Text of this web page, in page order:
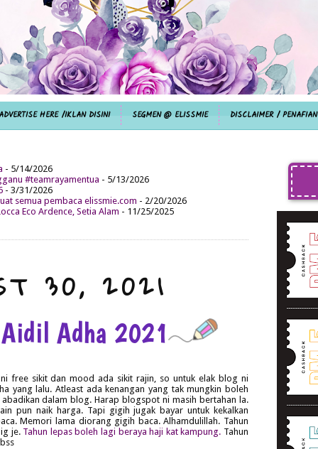
ADVERTISE HERE /IKLAN DISINI SEGMEN @ ELISSMIE DISCLAIMER / PENAFIAN
- 5/14/2026
#teamrayamentua - 5/13/2026
- 3/31/2026
semua pembaca elissmie.com - 2/20/2026
Eco Ardence, Setia Alam - 11/25/2025
30, 2021
Adha 2021
free sikit dan mood ada sikit rajin, so untuk elak blog ni
yang lalu. Atleast ada kenangan yang tak mungkin boleh
dalam blog. Harap blogspot ni masih bertahan la.
pun naik harga. Tapi gigih jugak bayar untuk kekalkan
Memori lama diorang gigih baca. Alhamdulillah. Tahun
je. Tahun lepas boleh lagi beraya haji kat kampung. Tahun